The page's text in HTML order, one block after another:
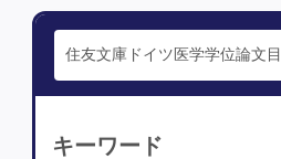
キーワード